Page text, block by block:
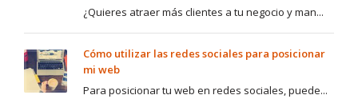
¿Quieres atraer más clientes a tu negocio y man...
Cómo utilizar las redes sociales para posicionar
mi web
Para posicionar tu web en redes sociales, puede...